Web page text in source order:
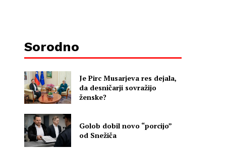
Sorodno
Je Pirc Musarjeva res dejala,
da desničarji sovražijo
ženske?
Golob dobil novo “porcijo”
od Snežiča